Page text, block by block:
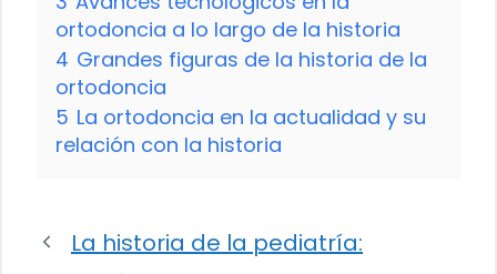
ortodoncia a lo largo de la historia
4 Grandes figuras de la historia de la
ortodoncia
5 La ortodoncia en la actualidad y su
relación con la historia
La historia de la pediatría: